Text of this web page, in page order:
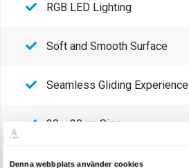
RGB LED Lighting
Soft and Smooth Surface
Seamless Gliding Experience
30 x 30cm Size